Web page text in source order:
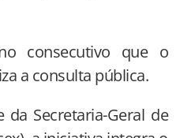
consecutivo que o
a consulta pública.
da Secretaria-Geral de